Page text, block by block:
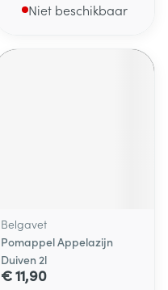
Niet beschikbaar
Belgavet
Pomappel Appelazijn
Duiven 2l
€ 11,90